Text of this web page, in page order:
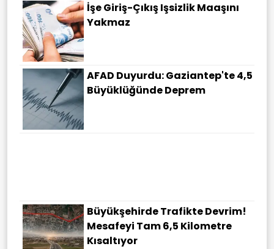
İşe Giriş-Çıkış Işsizlik Maaşını
Yakmaz
AFAD Duyurdu: Gaziantep'te 4,5
Büyüklüğünde Deprem
Büyükşehirde Trafikte Devrim!
Mesafeyi Tam 6,5 Kilometre
Kısaltıyor